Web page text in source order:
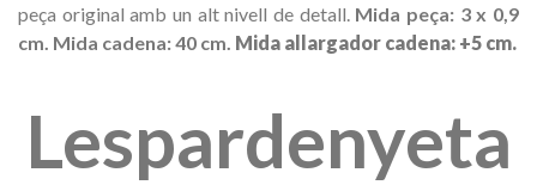
peça original amb un alt nivell de detall. Mida peça: 3 x 0,9
cm. Mida cadena: 40 cm. Mida allargador cadena: +5 cm.
Lespardenyeta